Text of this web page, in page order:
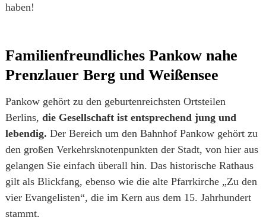
haben!
Familienfreundliches Pankow nahe
Prenzlauer Berg und Weißensee
Pankow gehört zu den geburtenreichsten Ortsteilen
Berlins, die Gesellschaft ist entsprechend jung und
lebendig. Der Bereich um den Bahnhof Pankow gehört zu
den großen Verkehrsknotenpunkten der Stadt, von hier aus
gelangen Sie einfach überall hin. Das historische Rathaus
gilt als Blickfang, ebenso wie die alte Pfarrkirche „Zu den
vier Evangelisten“, die im Kern aus dem 15. Jahrhundert
stammt.